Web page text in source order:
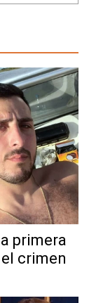
primera
crimen